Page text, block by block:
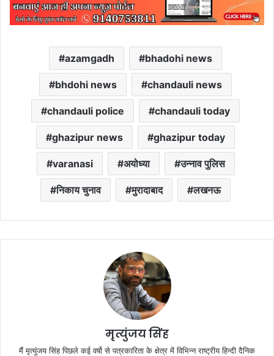
azamgadh bhadohi news
bhdohi news chandauli news
chandauli police chandauli today
ghazipur news ghazipur today
varanasi अयोध्या उन्नाव पुलिस
निकाय चुनाव मुरादाबाद लखनऊ
मृत्युंजय सिंह
मैं मृत्युंजय सिंह पिछले कई वर्षो से पत्रकारिता के क्षेत्र में विभिन्न राष्ट्रीय हिन्दी दैनिक